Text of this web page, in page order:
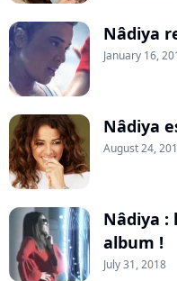
Nâdiya
January 16,
Nâdiya
August 24,
Nâdiya :
album !
July 31, 2018